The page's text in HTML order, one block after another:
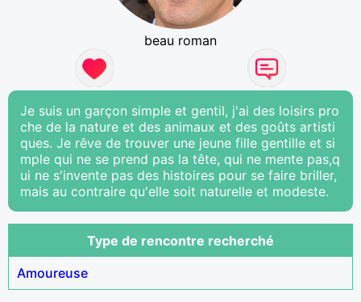
beau roman
Je suis un garçon simple et gentil, j'ai des loisirs pro
che de la nature et des animaux et des goûts artisti
ques. Je rêve de trouver une jeune fille gentille et si
mple qui ne se prend pas la tête, qui ne mente pas,q
ui ne s'invente pas des histoires pour se faire briller,
mais au contraire qu'elle soit naturelle et modeste.
Type de rencontre recherché
Amoureuse